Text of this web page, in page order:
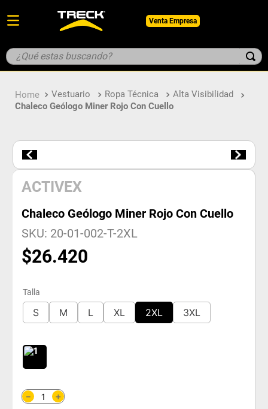
Venta Empresa
¿Qué estas buscando?
Vestuario Ropa Técnica
Alta Visibilidad
Chaleco Geólogo Miner Rojo Con Cuello
ACTIVEX
Chaleco Geólogo Miner Rojo Con Cuello
SKU: 20-01-002-T-2XL
$26.420
Talla
S M L XL 2XL 3XL
＋
－
1. botin